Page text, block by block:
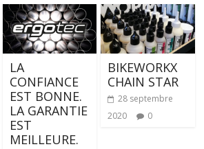
LA
CONFIANCE
EST BONNE.
LA GARANTIE
EST
MEILLEURE.
BIKEWORKX
CHAIN STAR
28 septembre
2020
0